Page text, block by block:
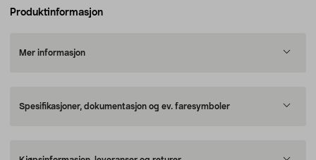
Produktinformasjon
Mer informasjon
Spesifikasjoner, dokumentasjon og ev. faresymboler